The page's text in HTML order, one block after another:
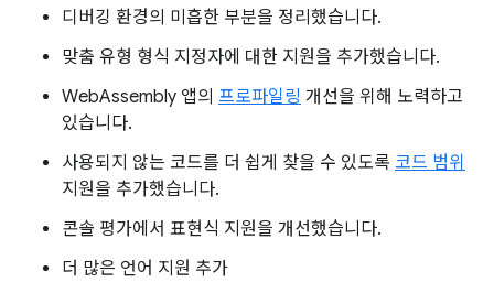
디버깅 환경의 미흡한 부분을 정리했습니다.
맞춤 유형 형식 지정자에 대한 지원을 추가했습니다.
WebAssembly 앱의 프로파일링 개선을 위해 노력하고
있습니다.
사용되지 않는 코드를 더 쉽게 찾을 수 있도록 코드 범위
지원을 추가했습니다.
콘솔 평가에서 표현식 지원을 개선했습니다.
더 많은 언어 지원 추가